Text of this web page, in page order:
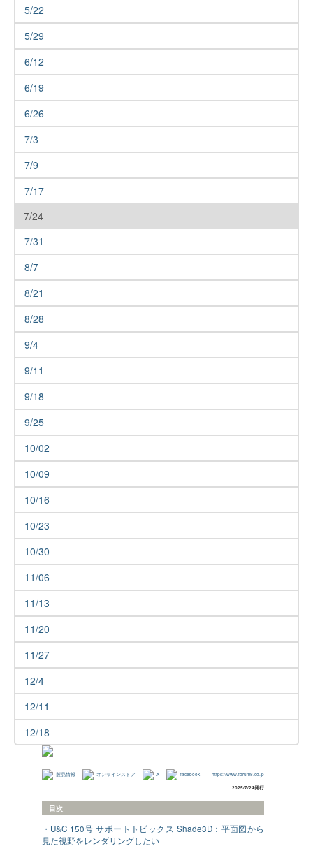
5/22
5/29
6/12
6/19
6/26
7/3
7/9
7/17
7/24
7/31
8/7
8/21
8/28
9/4
9/11
9/18
9/25
10/02
10/09
10/16
10/23
10/30
11/06
11/13
11/20
11/27
12/4
12/11
12/18
製品情報 オンラインストア X facebook https://www.forum8.co.jp
2025/7/24発行
目次
・U&C 150号 サポートトピックス Shade3D：平面図から
見た視野をレンダリングしたい